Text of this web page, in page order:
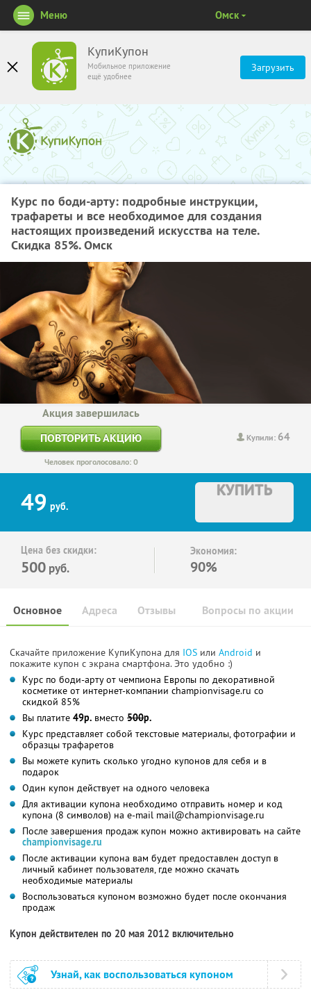
КупиКупон
Мобильное приложение
ещё удобнее
Загрузить
Меню Омск
Курс по боди-арту: подробные инструкции,
трафареты и все необходимое для создания
настоящих произведений искусства на теле.
Скидка 85%. Омск
Купили: 64
Акция завершилась
ПОВТОРИТЬ АКЦИЮ
Человек проголосовало: 0
49 руб.
КУПИТЬ
Цена без скидки:
500 руб.
Экономия:
90%
Основное Отзывы Вопросы по акции
Адреса
Скачайте приложение КупиКупона для IOS или Android и
покажите купон с экрана смартфона. Это удобно :)
Курс по боди-арту от чемпиона Европы по декоративной
косметике от интернет-компании championvisage.ru со
скидкой 85%
Вы платите 49р. вместо 500р.
Курс представляет собой текстовые материалы, фотографии и
образцы трафаретов
Вы можете купить сколько угодно купонов для себя и в
подарок
Один купон действует на одного человека
Для активации купона необходимо отправить номер и код
купона (8 символов) на e-mail mail@championvisage.ru
После завершения продаж купон можно активировать на сайте
championvisage.ru
После активации купона вам будет предоставлен доступ в
личный кабинет пользователя, где можно скачать
необходимые материалы
Воспользоваться купоном возможно будет после окончания
продаж
Купон действителен по 20 мая 2012 включительно
Узнай, как воспользоваться купоном